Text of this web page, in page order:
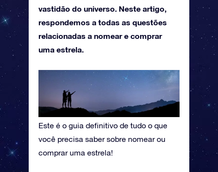
vastidão do universo. Neste artigo,
respondemos a todas as questões
relacionadas a nomear e comprar
uma estrela.
Este é o guia definitivo de tudo o que
você precisa saber sobre nomear ou
comprar uma estrela!